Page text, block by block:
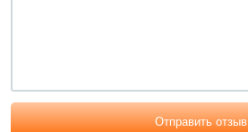
Отправить отзыв